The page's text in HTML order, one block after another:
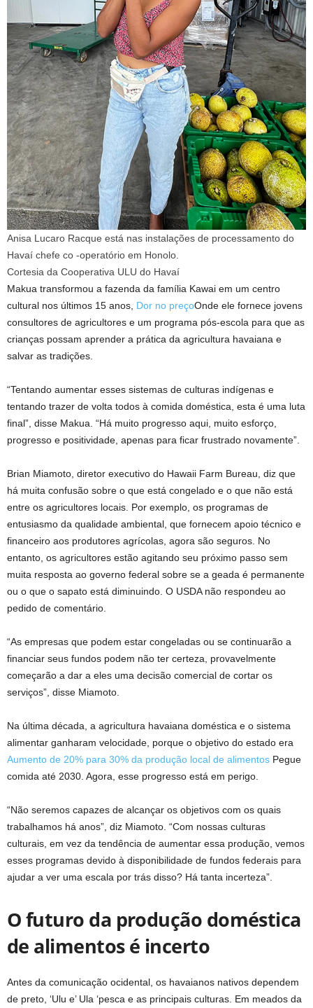
Anisa Lucaro Racque está nas instalações de processamento do
Havaí chefe co -operatório em Honolo.
Cortesia da Cooperativa ULU do Havaí
Makua transformou a fazenda da família Kawai em um centro
cultural nos últimos 15 anos, Dor no preçoOnde ele fornece jovens
consultores de agricultores e um programa pós-escola para que as
crianças possam aprender a prática da agricultura havaiana e
salvar as tradições.
“Tentando aumentar esses sistemas de culturas indígenas e
tentando trazer de volta todos à comida doméstica, esta é uma luta
final”, disse Makua. “Há muito progresso aqui, muito esforço,
progresso e positividade, apenas para ficar frustrado novamente”.
Brian Miamoto, diretor executivo do Hawaii Farm Bureau, diz que
há muita confusão sobre o que está congelado e o que não está
entre os agricultores locais. Por exemplo, os programas de
entusiasmo da qualidade ambiental, que fornecem apoio técnico e
financeiro aos produtores agrícolas, agora são seguros. No
entanto, os agricultores estão agitando seu próximo passo sem
muita resposta ao governo federal sobre se a geada é permanente
ou o que o sapato está diminuindo. O USDA não respondeu ao
pedido de comentário.
“As empresas que podem estar congeladas ou se continuarão a
financiar seus fundos podem não ter certeza, provavelmente
começarão a dar a eles uma decisão comercial de cortar os
serviços”, disse Miamoto.
Na última década, a agricultura havaiana doméstica e o sistema
alimentar ganharam velocidade, porque o objetivo do estado era
Aumento de 20% para 30% da produção local de alimentos Pegue
comida até 2030. Agora, esse progresso está em perigo.
“Não seremos capazes de alcançar os objetivos com os quais
trabalhamos há anos”, diz Miamoto. “Com nossas culturas
culturais, em vez da tendência de aumentar essa produção, vemos
esses programas devido à disponibilidade de fundos federais para
ajudar a ver uma escala por trás disso? Há tanta incerteza”.
O futuro da produção doméstica
de alimentos é incerto
Antes da comunicação ocidental, os havaianos nativos dependem
de preto, ‘Ulu e’ Ula ‘pesca e as principais culturas. Em meados da